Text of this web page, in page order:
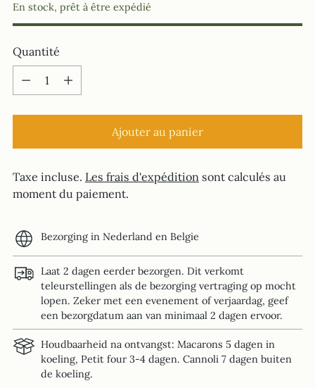
En stock, prêt à être expédié
Quantité
Quantité
Ajouter au panier
Taxe incluse. Les frais d'expédition sont calculés au
moment du paiement.
Bezorging in Nederland en Belgie
Laat 2 dagen eerder bezorgen. Dit verkomt
teleurstellingen als de bezorging vertraging op mocht
lopen. Zeker met een evenement of verjaardag, geef
een bezorgdatum aan van minimaal 2 dagen ervoor.
Houdbaarheid na ontvangst: Macarons 5 dagen in
koeling, Petit four 3-4 dagen. Cannoli 7 dagen buiten
de koeling.